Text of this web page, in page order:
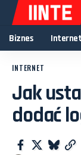
Biznes Internet
INTERNET
Jak
dodać